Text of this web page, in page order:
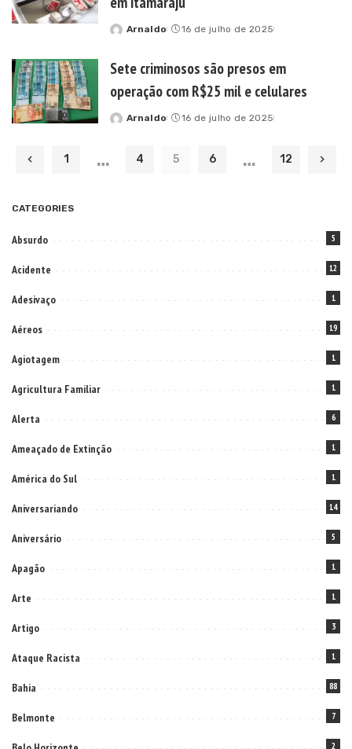
Posted
Arnaldo 16 de julho de 2025
Sete criminosos são presos em
operação com R$25 mil e celulares
Posted
Arnaldo 16 de julho de 2025
1 … 4 5 6 … 12
CATEGORIES
Absurdo 5
Acidente 12
Adesivaço 1
Aéreos 19
Agiotagem 1
Agricultura Familiar 1
Alerta 6
Ameaçado de Extinção 1
América do Sul 1
Aniversariando 14
Aniversário 5
Apagão 1
Arte 1
Artigo 3
Ataque Racista 1
Bahia 88
Belmonte 7
2